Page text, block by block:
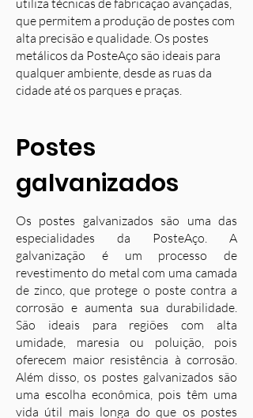
utiliza técnicas de fabricação avançadas,
que permitem a produção de postes com
alta precisão e qualidade. Os postes
metálicos da PosteAço são ideais para
qualquer ambiente, desde as ruas da
cidade até os parques e praças.
Postes
galvanizados
Os postes galvanizados são uma das
especialidades da PosteAço. A
galvanização é um processo de
revestimento do metal com uma camada
de zinco, que protege o poste contra a
corrosão e aumenta sua durabilidade.
São ideais para regiões com alta
umidade, maresia ou poluição, pois
oferecem maior resistência à corrosão.
Além disso, os postes galvanizados são
uma escolha econômica, pois têm uma
vida útil mais longa do que os postes